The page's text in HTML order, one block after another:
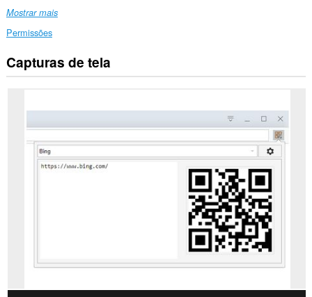
Mostrar mais
Permissões
Esta
extensão
Capturas de tela